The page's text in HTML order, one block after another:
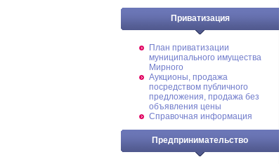
Приватизация
План приватизации
муниципального имущества
Мирного
Аукционы, продажа
посредством публичного
предложения, продажа без
объявления цены
Справочная информация
Предпринимательство